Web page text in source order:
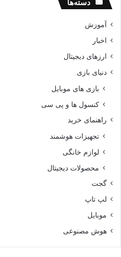
دسته‌ها
آموزش
اخبار
ارزهای دیجیتال
دنیای بازی
بازی های موبایل
کنسول ها و پی سی
راهنمای خرید
تجهیزات هوشمند
لوازم خانگی
محصولات دیجیتال
گجت
لپ تاپ
موبایل
هوش مصنوعی